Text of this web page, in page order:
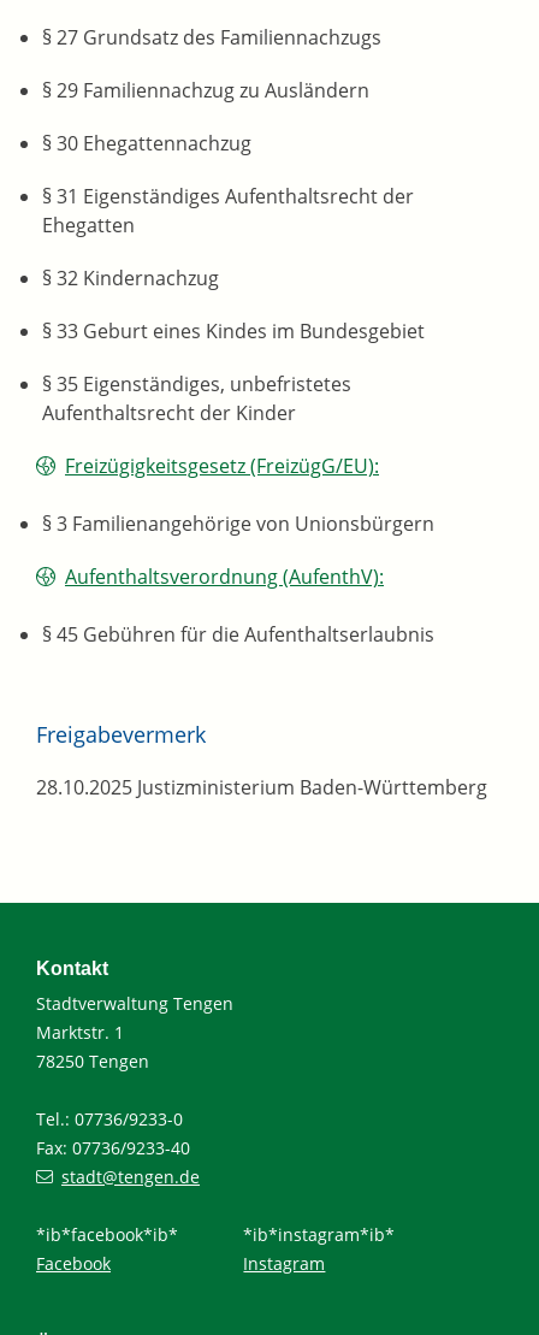
§ 27 Grundsatz des Familiennachzugs
§ 29 Familiennachzug zu Ausländern
§ 30 Ehegattennachzug
§ 31 Eigenständiges Aufenthaltsrecht der
Ehegatten
§ 32 Kindernachzug
§ 33 Geburt eines Kindes im Bundesgebiet
§ 35 Eigenständiges, unbefristetes
Aufenthaltsrecht der Kinder
Freizügigkeitsgesetz (FreizügG/EU):
§ 3 Familienangehörige von Unionsbürgern
Aufenthaltsverordnung (AufenthV):
§ 45 Gebühren für die Aufenthaltserlaubnis
Freigabevermerk
28.10.2025 Justizministerium Baden-Württemberg
Kontakt
Stadtverwaltung Tengen
Marktstr. 1
78250 Tengen
Tel.: 07736/9233-0
Fax: 07736/9233-40
stadt@tengen.de
*ib*facebook*ib*
Facebook
*ib*instagram*ib*
Instagram